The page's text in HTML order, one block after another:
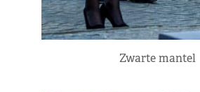
Zwarte mantel